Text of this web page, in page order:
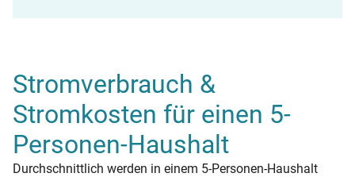
Stromverbrauch &
Stromkosten für einen 5-
Personen-Haushalt
Durchschnittlich werden in einem 5-Personen-Haushalt